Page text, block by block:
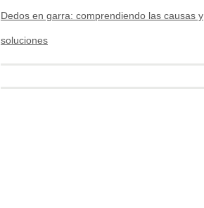
Dedos en garra: comprendiendo las causas y
soluciones